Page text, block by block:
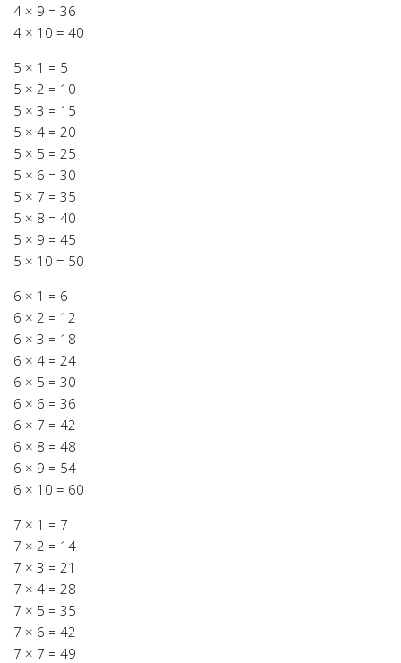
4 × 9 = 36
4 × 10 = 40
5 × 1 = 5
5 × 2 = 10
5 × 3 = 15
5 × 4 = 20
5 × 5 = 25
5 × 6 = 30
5 × 7 = 35
5 × 8 = 40
5 × 9 = 45
5 × 10 = 50
6 × 1 = 6
6 × 2 = 12
6 × 3 = 18
6 × 4 = 24
6 × 5 = 30
6 × 6 = 36
6 × 7 = 42
6 × 8 = 48
6 × 9 = 54
6 × 10 = 60
7 × 1 = 7
7 × 2 = 14
7 × 3 = 21
7 × 4 = 28
7 × 5 = 35
7 × 6 = 42
7 × 7 = 49